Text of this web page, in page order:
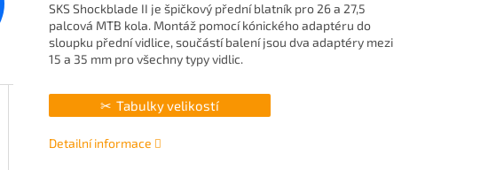
SKS Shockblade II je špičkový přední blatník pro 26 a 27,5
palcová MTB kola. Montáž pomocí kónického adaptéru do
sloupku přední vidlice, součástí balení jsou dva adaptéry mezi
15 a 35 mm pro všechny typy vidlic.
Tabulky velikostí
Detailní informace